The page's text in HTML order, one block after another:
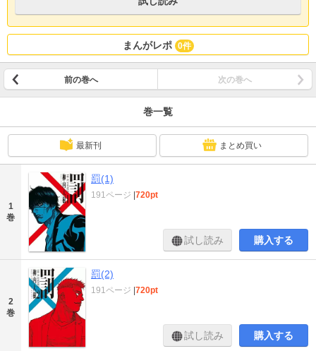
まんがレポ 0件
前の巻へ 次の巻へ
巻一覧
最新刊 まとめ買い
1
巻
罰(1)
191ページ |720pt
試し読み 購入する
2
巻
罰(2)
191ページ |720pt
試し読み 購入する